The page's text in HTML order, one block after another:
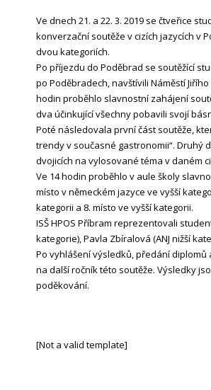
Ve dnech 21. a 22. 3. 2019 se čtveřice
konverzační soutěže v cizích jazycích v
dvou kategoriích.
Po příjezdu do Poděbrad se soutěžící
po Poděbradech, navštívili Náměstí
hodin proběhlo slavnostní zahájení
dva účinkující všechny pobavili svojí
Poté následovala první část soutěže,
trendy v současné gastronomii“. Druhý
dvojicích na vylosované téma v daném
Ve 14 hodin proběhlo v aule školy
místo v německém jazyce ve vyšší
kategorii a 8. místo ve vyšší kategorii.
ISŠ HPOS Příbram reprezentovali
kategorie), Pavla Zbíralová (ANJ nižší
Po vyhlášení výsledků, předání diplomů
na další ročník této soutěže. Výsledky
poděkování.
[Not a valid template]